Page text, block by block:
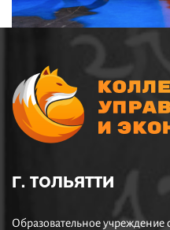
Г. ТОЛЬЯТТИ
Образовательное учреждение